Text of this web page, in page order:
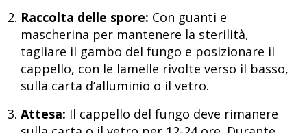
Raccolta delle spore: Con guanti e
mascherina per mantenere la sterilità,
tagliare il gambo del fungo e posizionare il
cappello, con le lamelle rivolte verso il basso,
sulla carta d’alluminio o il vetro.
Attesa: Il cappello del fungo deve rimanere